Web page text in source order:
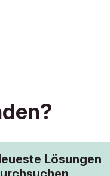
Lösungen